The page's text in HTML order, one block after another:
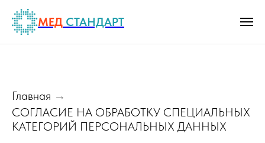
МЕД СТАНДАРТ
Главная →
СОГЛАСИЕ НА ОБРАБОТКУ СПЕЦИАЛЬНЫХ
КАТЕГОРИЙ ПЕРСОНАЛЬНЫХ ДАННЫХ